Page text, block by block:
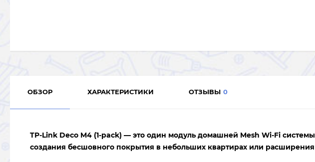
ОБЗОР ХАРАКТЕРИСТИКИ ОТЗЫВЫ 0
TP-Link Deco M4 (1-pack) — это один модуль домашней Mesh Wi-Fi
создания бесшовного покрытия в небольших квартирах или